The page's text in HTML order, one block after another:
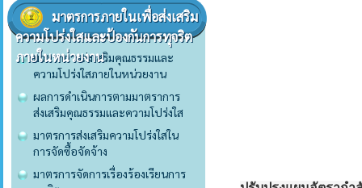
มาตรการภายในเพื่อส่งเสริม
ความโปร่งใสและป้องกันการทุจริต
ภายในหน่วยงาน
มาตราการส่งเสริมคุณธรรมและ
ความโปร่งใสภายในหน่วยงาน
ผลการดำเนินการตามมาตราการ
ส่งเสริมคุณธรรมและความโปร่งใส
มาตรการส่งเสริมความโปร่งใสใน
การจัดซื้อจัดจ้าง
มาตรการจัดการเรื่องร้องเรียนการ